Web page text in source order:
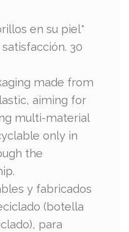
en su piel*
30
made from
aiming for
multi-material
only in
the
y fabricados
(botella
para